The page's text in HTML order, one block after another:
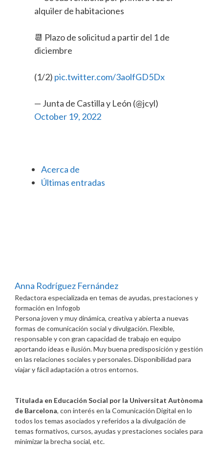
alquiler de habitaciones
📆 Plazo de solicitud a partir del 1 de
diciembre
(1/2) pic.twitter.com/3aolfGD5Dx
— Junta de Castilla y León (@jcyl)
October 19, 2022
Acerca de
Últimas entradas
Anna Rodríguez Fernández
Redactora especializada en temas de ayudas, prestaciones y
formación en Infogob
Persona joven y muy dinámica, creativa y abierta a nuevas
formas de comunicación social y divulgación. Flexible,
responsable y con gran capacidad de trabajo en equipo
aportando ideas e ilusión. Muy buena predisposición y gestión
en las relaciones sociales y personales. Disponibilidad para
viajar y fácil adaptación a otros entornos.
Titulada en Educación Social por la Universitat Autònoma
de Barcelona, con interés en la Comunicación Digital en lo
todos los temas asociados y referidos a la divulgación de
temas formativos, cursos, ayudas y prestaciones sociales para
minimizar la brecha social, etc.